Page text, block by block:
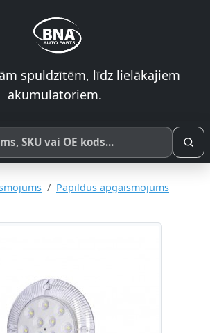
spuldzītēm, līdz lielākajiem
akumulatoriem.
nosaukuma, SKU vai OE koda
Papildus apgaismojums